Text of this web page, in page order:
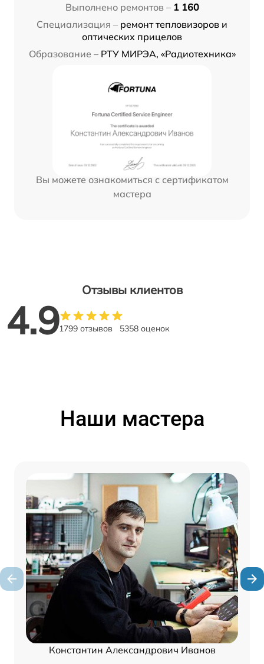
Выполнено ремонтов – 1 160
Специализация – ремонт тепловизоров и
оптических прицелов
Образование – РТУ МИРЭА, «Радиотехника»
Вы можете ознакомиться с сертификатом
мастера
Отзывы клиентов
4.91799 отзывов 5358 оценок
Наши мастера
Константин Александрович Иванов